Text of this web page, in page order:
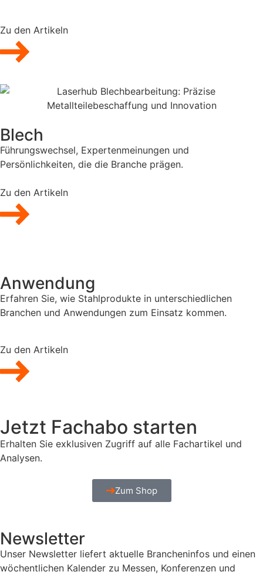
Zu den Artikeln
Blech
Führungswechsel, Expertenmeinungen und
Persönlichkeiten, die die Branche prägen.
Zu den Artikeln
Anwendung
Erfahren Sie, wie Stahlprodukte in unterschiedlichen
Branchen und Anwendungen zum Einsatz kommen.
Zu den Artikeln
Jetzt Fachabo starten
Erhalten Sie exklusiven Zugriff auf alle Fachartikel und
Analysen.
Zum Shop
Newsletter
Unser Newsletter liefert aktuelle Brancheninfos und einen
wöchentlichen Kalender zu Messen, Konferenzen und